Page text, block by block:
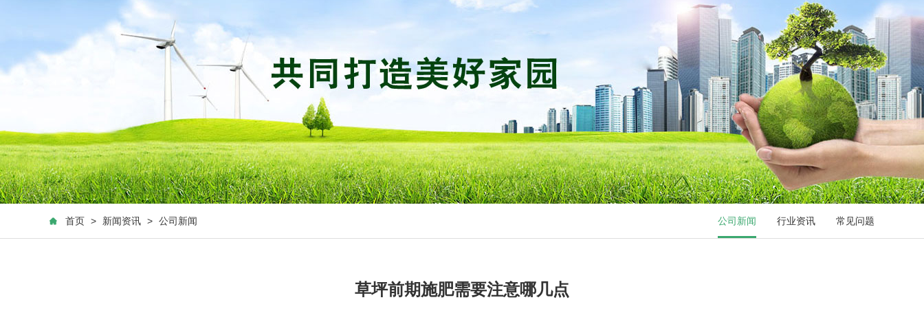
首页 > 新闻资讯 > 公司新闻 公司新闻 行业资讯 常见问题
草坪前期施肥需要注意哪几点